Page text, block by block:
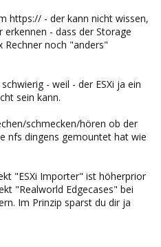
https:// - der kann nicht wissen,
- dass der Storage
Rechner noch "anders"
- weil - der ESXi ja ein
sein kann.
schmecken/hören ob der
nfs dingens gemountet hat wie
"ESXi Importer" ist höherprior
"Realworld Edgecases" bei
Im Prinzip sparst du dir ja